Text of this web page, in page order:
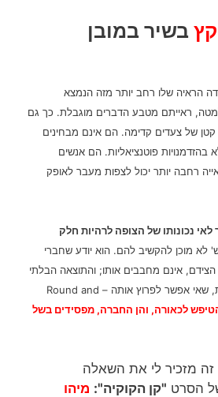
בשיר במובן
הראיה שלו רחב יותר מזה הנמצא
ראייתם מטבע הדברים מוגבלת. כך גם
של צעדים קדימה. הם אינם מבחינים
בהזדמנויות פוטנציאליות. הם אנשים
רחבה יותר יכול לצפות מעבר לאופק
נכונותו של הצופה לרהיות חלק
לא מוכן להקשיב להם. הוא יודע שחברי
אינם מחבבים אותו; והתוצאה הבלתי
שאי אפשר לפרוץ אותה – Round and
לכאורה, והן החברה, מפסידים בשל
זה מזכיר לי את השאלה
הסרט "קן הקוקיה": מיהו